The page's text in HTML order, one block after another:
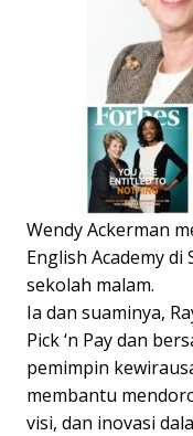
Wendy Ackerman
English Academy
sekolah malam.
Ia dan suaminya,
Pick ‘n Pay dan
pemimpin
membantu
visi, dan inovasi